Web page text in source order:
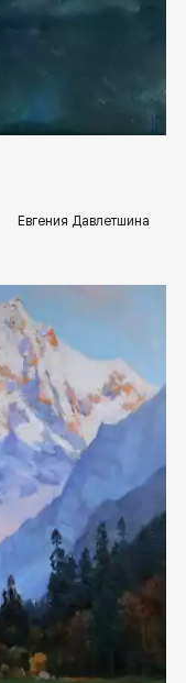
Евгения Давлетшина
ekb.rakovgallery.ru